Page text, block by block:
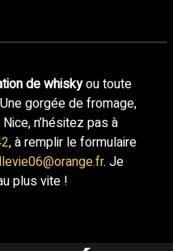
de whiskyou toute
gorgée de fromage,
n’hésitez pas à
, à remplir le formulaire
. Je
plus vite !